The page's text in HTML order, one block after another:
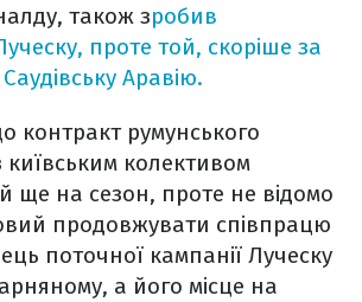
також зробив
проте той, скоріше за
Аравію.
контракт румунського
київським колективом
ще на сезон, проте не відомо
продовжувати співпрацю
поточної кампанії Луческу
а його місце на